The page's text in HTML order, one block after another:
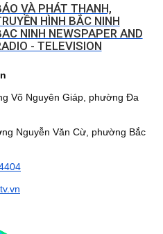
VÀ PHÁT THANH,
HÌNH BẮC NINH
NINH NEWSPAPER AND
- TELEVISION
Võ Nguyên Giáp, phường Đa
Văn Cừ, phường Bắc